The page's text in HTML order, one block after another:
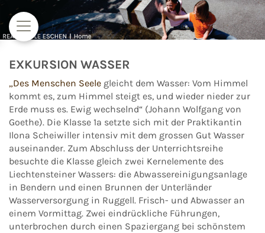
Zum Inhalt springen
EXKURSION WASSER
„Des Menschen Seele gleicht dem Wasser: Vom Himmel
kommt es, zum Himmel steigt es, und wieder nieder zur
Erde muss es. Ewig wechselnd“ (Johann Wolfgang von
Goethe). Die Klasse 1a setzte sich mit der Praktikantin
Ilona Scheiwiller intensiv mit dem grossen Gut Wasser
auseinander. Zum Abschluss der Unterrichtsreihe
besuchte die Klasse gleich zwei Kernelemente des
Liechtensteiner Wassers: die Abwassereinigungsanlage
in Bendern und einen Brunnen der Unterländer
Wasserversorgung in Ruggell. Frisch- und Abwasser an
einem Vormittag. Zwei eindrückliche Führungen,
unterbrochen durch einen Spaziergang bei schönstem